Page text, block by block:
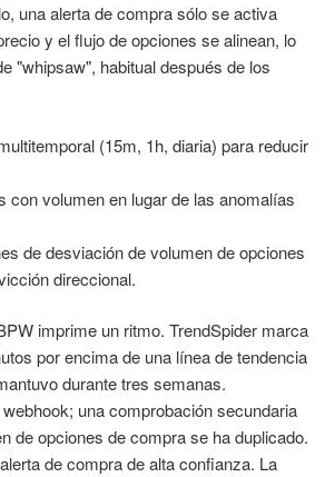
una alerta de compra sólo se activa
y el flujo de opciones se alinean, lo
"whipsaw", habitual después de los
(15m, 1h, diaria) para reducir
con volumen en lugar de las anomalías
de desviación de volumen de opciones
direccional.
imprime un ritmo. TrendSpider marca
por encima de una línea de tendencia
durante tres semanas.
una comprobación secundaria
de opciones de compra se ha duplicado.
de compra de alta confianza. La